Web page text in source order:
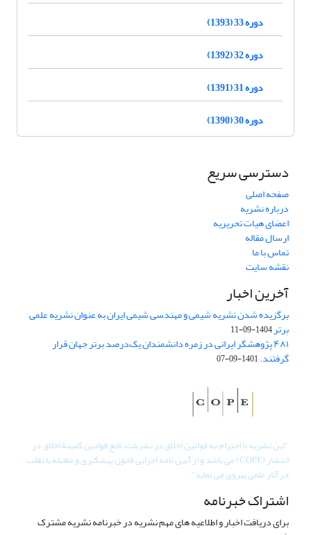
دوره 33 (1393)
دوره 32 (1392)
دوره 31 (1391)
دوره 30 (1390)
دسترسی سریع
صفحه اصلی
درباره نشریه
اعضای هیات تحریریه
ارسال مقاله
تماس با ما
نقشه سایت
آخرین اخبار
برگزیده شدن نشریه شیمی و مهندسی شیمی ایران به عنوان نشریه علمی
برتر1404-09-11
۴۸۱ پژوهشگر ایرانی در زمره دانشمندان یک‌درصد برتر جهان قرار
گرفتند.1401-09-07
"این نشریه با احترام به قوانین اخلاق در نشریات، تابع قوانین کمیتۀ اخلاق در
انتشار (COPE) می باشد و از آیین نامه اجرایی قانون پیشگیری و مقابله با تقلب
در آثار علمی پیروی می نماید".
اشتراک خبرنامه
برای دریافت اخبار و اطلاعیه های مهم نشریه در خبرنامه نشریه مشترک